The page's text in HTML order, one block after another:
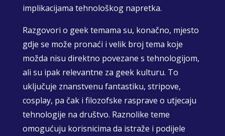
implikacijama tehnološkog napretka.
Razgovori o geek temama su, konačno, mjesto
gdje se može pronaći i velik broj tema koje
možda nisu direktno povezane s tehnologijom,
ali su ipak relevantne za geek kulturu. To
uključuje znanstvenu fantastiku, stripove,
cosplay, pa čak i filozofske rasprave o utjecaju
tehnologije na društvo. Raznolike teme
omogućuju korisnicima da istraže i podijele